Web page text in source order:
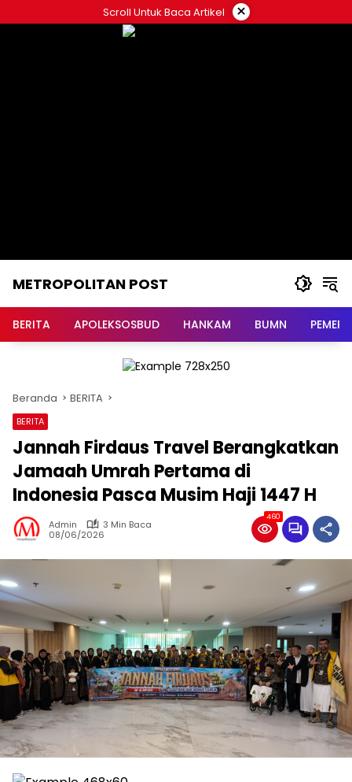
ke
Scroll Untuk Baca Artikel ×
METROPOLITAN POST
BERITA APOLEKSOSBUD HANKAM BUMN
Beranda BERITA
BERITA
Jannah Firdaus Travel Berangkatkan
Jamaah Umrah Pertama di
Indonesia Pasca Musim Haji 1447 H
Admin
3 Min Baca
08/06/2026
460